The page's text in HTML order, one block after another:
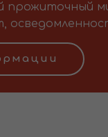
прожиточный